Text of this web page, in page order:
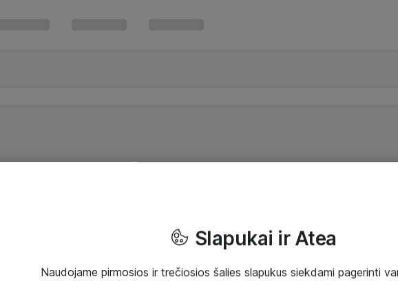
Slapukai ir Atea
Naudojame pirmosios ir trečiosios šalies slapukus siekdami pagerinti